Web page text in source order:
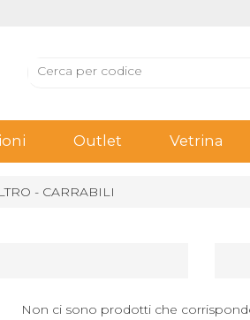
Outlet Vetrina
- CARRABILI
Non ci sono prodotti che